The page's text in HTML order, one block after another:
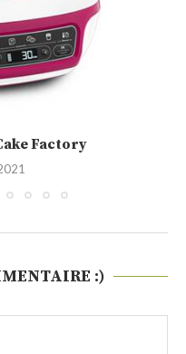
Conticini)
2021
:)